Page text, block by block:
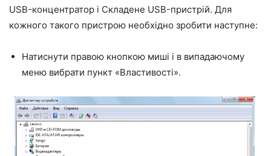
USB-концентратор і Складене USB-пристрій. Для
кожного такого пристрою необхідно зробити наступне:
Натиснути правою кнопкою миші і в випадаючому
меню вибрати пункт «Властивості».